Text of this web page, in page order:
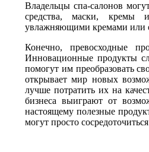
Владельцы спа-салонов
средства, маски, кремы и
увлажняющими кремами или
Конечно, превосходные
Инновационные продукты
помогут им преобразовать
открывает мир новых
лучше потратить их на
бизнеса выиграют от
настоящему полезные
могут просто